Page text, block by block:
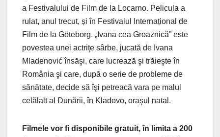
a Festivalului de Film de la Locarno. Pelicula a
rulat, anul trecut, și în Festivalul Internațional de
Film de la Göteborg. „Ivana cea Groaznică” este
povestea unei actriţe sârbe, jucată de Ivana
Mladenović însăşi, care lucrează şi trăieşte în
România şi care, după o serie de probleme de
sănătate, decide să îşi petreacă vara pe malul
celălalt al Dunării, în Kladovo, oraşul natal.
Filmele vor fi disponibile gratuit, în limita a 200